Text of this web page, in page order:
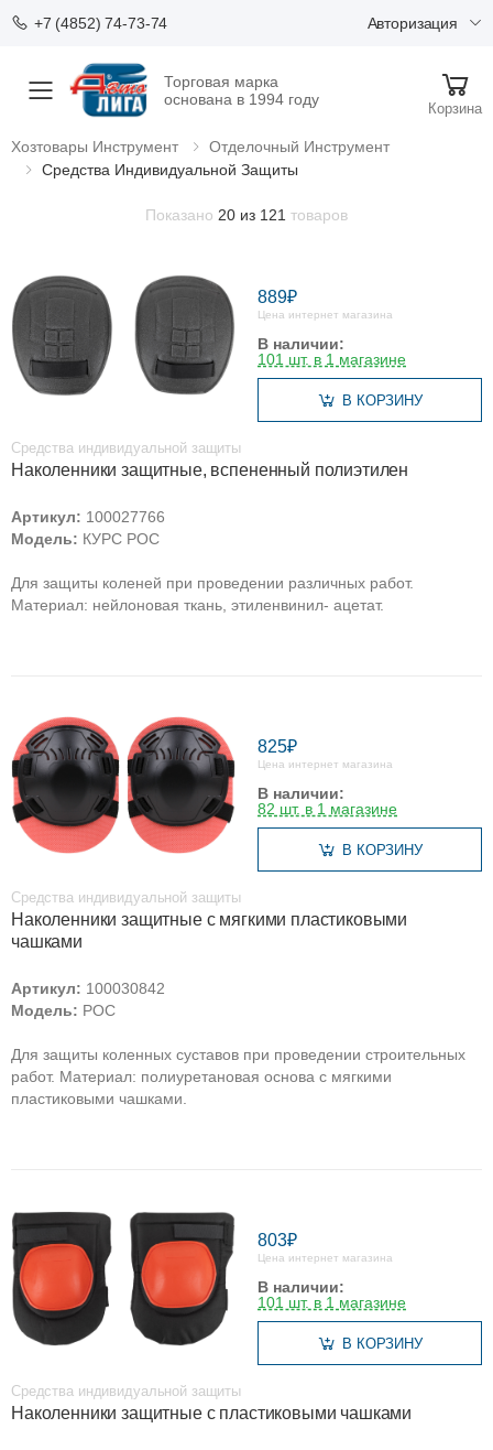
+7 (4852) 74-73-74 Авторизация
Меню
Торговая марка
основана в 1994 году
Корзина
Хозтовары Инструмент
Отделочный Инструмент
Средства Индивидуальной Защиты
Показано 20 из 121 товаров
889₽
Цена интернет магазина
В наличии:
101 шт. в 1 магазине
В КОРЗИНУ
Средства индивидуальной защиты
Наколенники защитные, вспененный полиэтилен
Артикул: 100027766
Модель: КУРС РОС
Для защиты коленей при проведении различных работ.
Материал: нейлоновая ткань, этиленвинил- ацетат.
825₽
Цена интернет магазина
В наличии:
82 шт. в 1 магазине
В КОРЗИНУ
Средства индивидуальной защиты
Наколенники защитные с мягкими пластиковыми
чашками
Артикул: 100030842
Модель: РОС
Для защиты коленных суставов при проведении строительных
работ. Материал: полиуретановая основа с мягкими
пластиковыми чашками.
803₽
Цена интернет магазина
В наличии:
101 шт. в 1 магазине
В КОРЗИНУ
Средства индивидуальной защиты
Наколенники защитные с пластиковыми чашками